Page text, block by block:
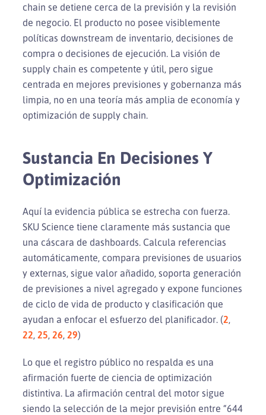
chain se detiene cerca de la previsión y la revisión
de negocio. El producto no posee visiblemente
políticas downstream de inventario, decisiones de
compra o decisiones de ejecución. La visión de
supply chain es competente y útil, pero sigue
centrada en mejores previsiones y gobernanza más
limpia, no en una teoría más amplia de economía y
optimización de supply chain.
Sustancia En Decisiones Y
Optimización
Aquí la evidencia pública se estrecha con fuerza.
SKU Science tiene claramente más sustancia que
una cáscara de dashboards. Calcula referencias
automáticamente, compara previsiones de usuarios
y externas, sigue valor añadido, soporta generación
de previsiones a nivel agregado y expone funciones
de ciclo de vida de producto y clasificación que
ayudan a enfocar el esfuerzo del planificador. (2,
22, 25, 26, 29)
Lo que el registro público no respalda es una
afirmación fuerte de ciencia de optimización
distintiva. La afirmación central del motor sigue
siendo la selección de la mejor previsión entre “644